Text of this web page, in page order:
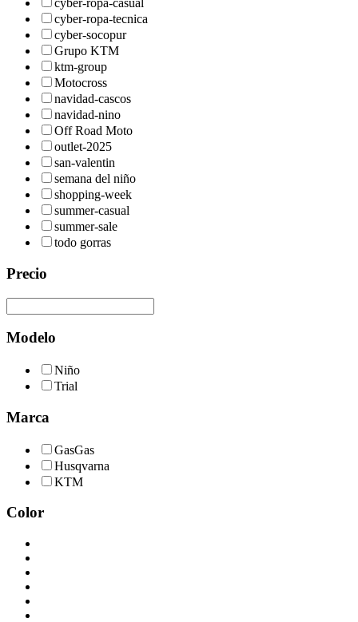
cyber-ropa-casual
cyber-ropa-tecnica
cyber-socopur
Grupo KTM
ktm-group
Motocross
navidad-cascos
navidad-nino
Off Road Moto
outlet-2025
san-valentin
semana del niño
shopping-week
summer-casual
summer-sale
todo gorras
Precio
Modelo
Niño
Trial
Marca
GasGas
Husqvarna
KTM
Color